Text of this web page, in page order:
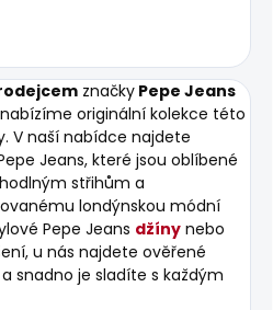
značky Pepe Jeans
originální kolekce této
V naší nabídce najdete
Jeans, které jsou oblíbené
střihům a
londýnskou módní
Pepe Jeans džíny nebo
u nás najdete ověřené
snadno je sladíte s každým